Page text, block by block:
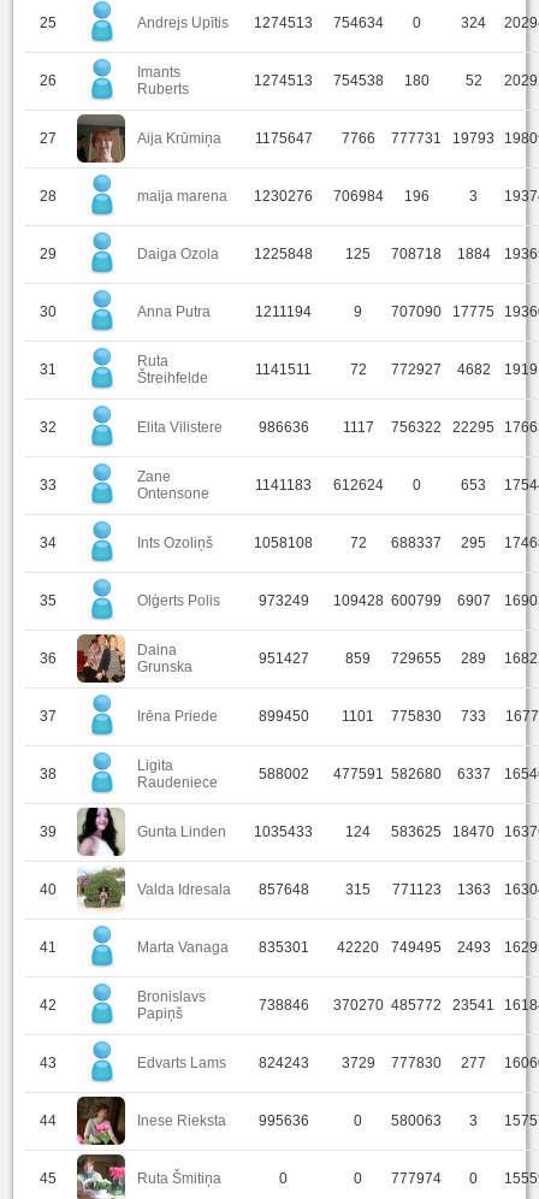
25 Andrejs Upītis 1274513 754634 0 324
26
Imants
Ruberts
1274513 754538 180 52
27 Aija Krūmiņa 1175647 7766 777731 19793
28 maija marena 1230276 706984 196 3
29 Daiga Ozola 1225848 125 708718 1884
30 Anna Putra 1211194 9 707090 17775
31
Ruta
Štreihfelde
1141511 72 772927 4682
32 Elita Vilistere 986636 1117 756322 22295
33
Zane
Ontensone
1141183 612624 0 653
34 Ints Ozoliņš 1058108 72 688337 295
35 Olģerts Polis 973249 109428 600799 6907
36
Daina
Grunska
951427 859 729655 289
37 Irēna Priede 899450 1101 775830 733
38
Ligita
Raudeniece
588002 477591 582680 6337
39 Gunta Linden 1035433 124 583625 18470
40 Valda Idresala 857648 315 771123 1363
41 Marta Vanaga 835301 42220 749495 2493
42
Bronislavs
Papiņš
738846 370270 485772 23541
43 Edvarts Lams 824243 3729 777830 277
44 Inese Rieksta 995636 0 580063 3
45 Ruta Šmitiņa 0 0 777974 0